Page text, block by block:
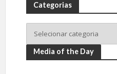
Categorias
Media of the Day